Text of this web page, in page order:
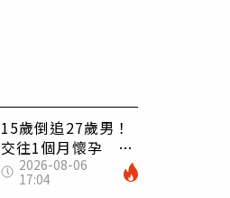
15歲倒追27歲男！
交往1個月懷孕 36
歲當阿嬤故事曝光
2026-08-06
17:04